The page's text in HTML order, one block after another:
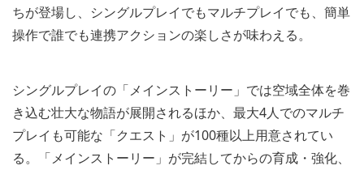
ちが登場し、シングルプレイでもマルチプレイでも、簡単
操作で誰でも連携アクションの楽しさが味わえる。
シングルプレイの「メインストーリー」では空域全体を巻
き込む壮大な物語が展開されるほか、最大4人でのマルチ
プレイも可能な「クエスト」が100種以上用意されてい
る。「メインストーリー」が完結してからの育成・強化、